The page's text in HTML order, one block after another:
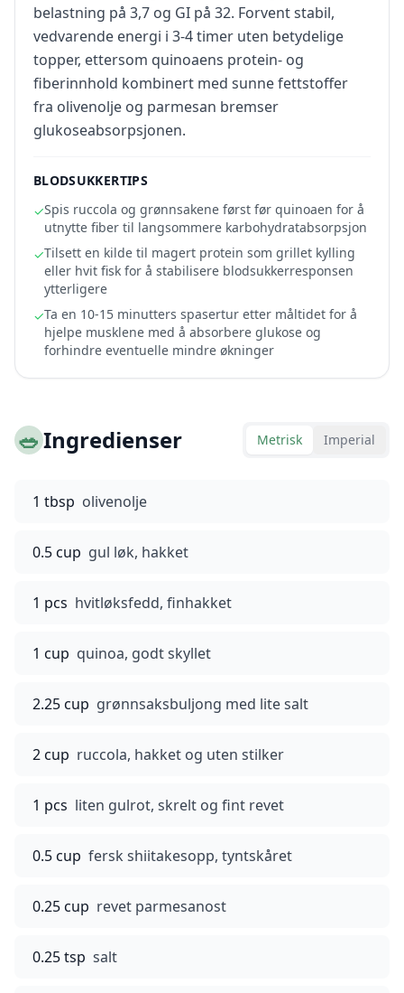
belastning på 3,7 og GI på 32. Forvent stabil,
vedvarende energi i 3-4 timer uten betydelige
topper, ettersom quinoaens protein- og
fiberinnhold kombinert med sunne fettstoffer
fra olivenolje og parmesan bremser
glukoseabsorpsjonen.
BLODSUKKERTIPS
✓Spis ruccola og grønnsakene først før quinoaen for å
utnytte fiber til langsommere karbohydratabsorpsjon
✓Tilsett en kilde til magert protein som grillet kylling
eller hvit fisk for å stabilisere blodsukkerresponsen
ytterligere
✓Ta en 10-15 minutters spasertur etter måltidet for å
hjelpe musklene med å absorbere glukose og
forhindre eventuelle mindre økninger
🥗Ingredienser Metrisk Imperial
1 tbsp olivenolje
0.5 cup gul løk, hakket
1 pcs hvitløksfedd, finhakket
1 cup quinoa, godt skyllet
2.25 cup grønnsaksbuljong med lite salt
2 cup ruccola, hakket og uten stilker
1 pcs liten gulrot, skrelt og fint revet
0.5 cup fersk shiitakesopp, tyntskåret
0.25 cup revet parmesanost
0.25 tsp salt